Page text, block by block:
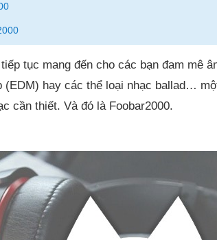
tục mang đến cho các bạn đam mê
hay các thể loại nhạc ballad…
cần thiết. Và đó là Foobar2000.